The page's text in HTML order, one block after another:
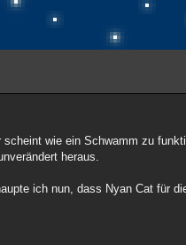
scheint wie ein Schwamm zu
heraus.
ich nun, dass Nyan Cat für